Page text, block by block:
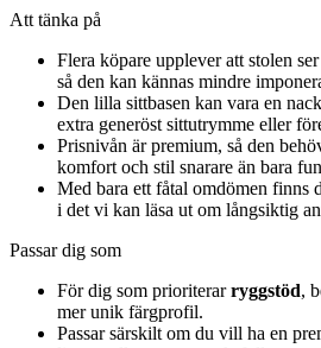
Att tänka på
Flera köpare upplever att stolen
så den kan kännas mindre
Den lilla sittbasen kan vara en
extra generöst sittutrymme eller
Prisnivån är premium, så den
komfort och stil snarare än bara
Med bara ett fåtal omdömen finns
i det vi kan läsa ut om långsiktig
Passar dig som
För dig som prioriterarryggstöd,
mer unik färgprofil.
Passar särskilt om du vill ha en